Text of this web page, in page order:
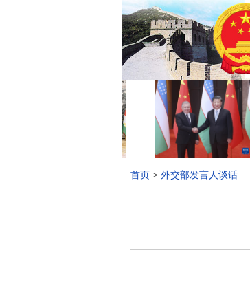
首页 > 外交部发言人谈话